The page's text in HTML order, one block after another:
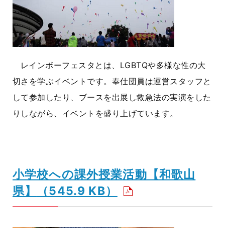
レインボーフェスタとは、LGBTQや多様な性の大
切さを学ぶイベントです。奉仕団員は運営スタッフと
して参加したり、ブースを出展し救急法の実演をした
りしながら、イベントを盛り上げています。
小学校への課外授業活動【和歌山
県】
（545.9 KB）